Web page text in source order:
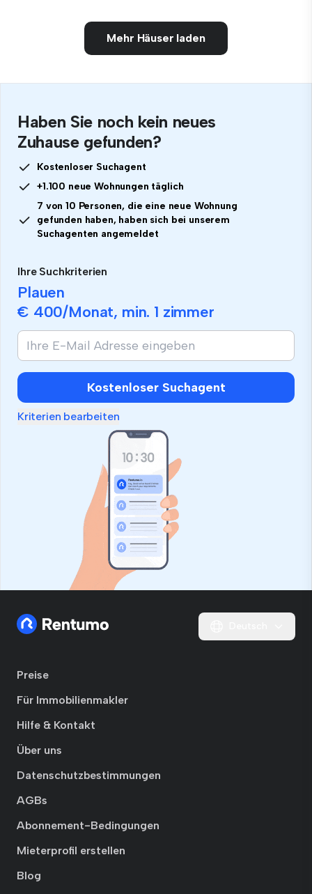
Mehr Häuser laden
Haben Sie noch kein neues
Zuhause gefunden?
Kostenloser Suchagent
+1.100 neue Wohnungen täglich
7 von 10 Personen, die eine neue Wohnung
gefunden haben, haben sich bei unserem
Suchagenten angemeldet
Ihre Suchkriterien
Plauen
€ 400/Monat, min. 1 zimmer
Kostenloser Suchagent
Kriterien bearbeiten
Preise
Für Immobilienmakler
Hilfe & Kontakt
Über uns
Datenschutzbestimmungen
AGBs
Abonnement-Bedingungen
Mieterprofil erstellen
Blog